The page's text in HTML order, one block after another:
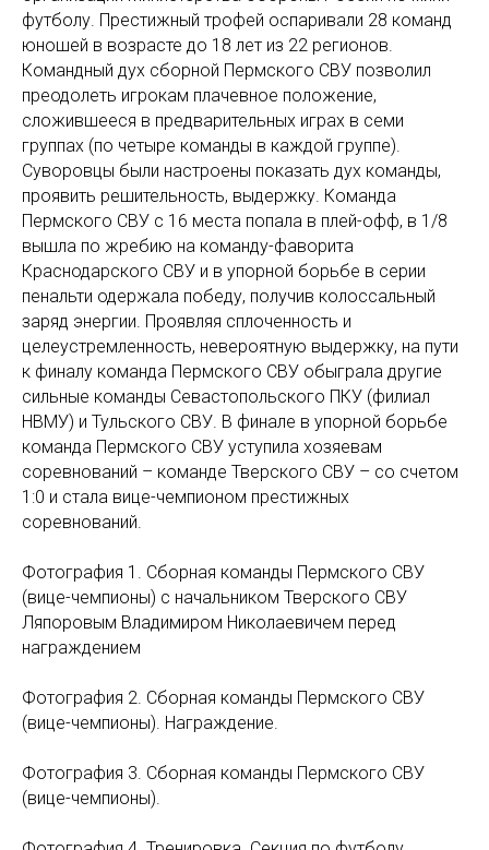
футболу. Престижный трофей оспаривали 28 команд
юношей в возрасте до 18 лет из 22 регионов.
Командный дух сборной Пермского СВУ позволил
преодолеть игрокам плачевное положение,
сложившееся в предварительных играх в семи
группах (по четыре команды в каждой группе).
Суворовцы были настроены показать дух команды,
проявить решительность, выдержку. Команда
Пермского СВУ с 16 места попала в плей-офф, в 1/8
вышла по жребию на команду-фаворита
Краснодарского СВУ и в упорной борьбе в серии
пенальти одержала победу, получив колоссальный
заряд энергии. Проявляя сплоченность и
целеустремленность, невероятную выдержку, на пути
к финалу команда Пермского СВУ обыграла другие
сильные команды Севастопольского ПКУ (филиал
НВМУ) и Тульского СВУ. В финале в упорной борьбе
команда Пермского СВУ уступила хозяевам
соревнований – команде Тверского СВУ – со счетом
1:0 и стала вице-чемпионом престижных
соревнований.
Фотография 1. Сборная команды Пермского СВУ
(вице-чемпионы) с начальником Тверского СВУ
Ляпоровым Владимиром Николаевичем перед
награждением
Фотография 2. Сборная команды Пермского СВУ
(вице-чемпионы). Награждение.
Фотография 3. Сборная команды Пермского СВУ
(вице-чемпионы).